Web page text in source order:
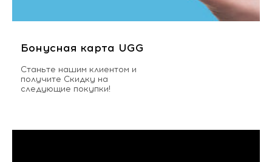
Бонусная карта UGG
Станьте нашим клиентом и
получите Скидку на
следующие покупки!